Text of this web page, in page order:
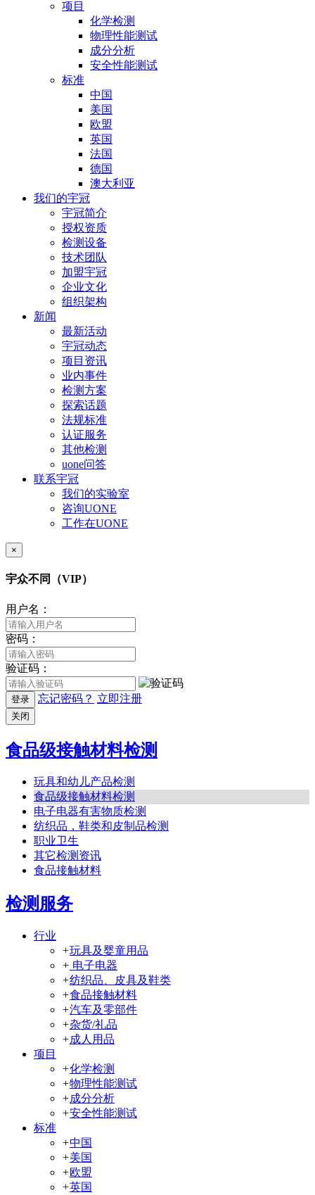
项目
化学检测
物理性能测试
成分分析
安全性能测试
标准
中国
美国
欧盟
英国
法国
德国
澳大利亚
我们的宇冠
宇冠简介
授权资质
检测设备
技术团队
加盟宇冠
企业文化
组织架构
新闻
最新活动
宇冠动态
项目资讯
业内事件
检测方案
探索话题
法规标准
认证服务
其他检测
uone问答
联系宇冠
我们的实验室
咨询UONE
工作在UONE
×
宇众不同（VIP）
用户名：
密码：
验证码：
登录 忘记密码？ 立即注册
关闭
食品级接触材料检测
玩具和幼儿产品检测
食品级接触材料检测
电子电器有害物质检测
纺织品，鞋类和皮制品检测
职业卫生
其它检测资讯
食品接触材料
检测服务
行业
+玩具及婴童用品
+ 电子电器
+纺织品、皮具及鞋类
+食品接触材料
+汽车及零部件
+杂货/礼品
+成人用品
项目
+化学检测
+物理性能测试
+成分分析
+安全性能测试
标准
+中国
+美国
+欧盟
+英国